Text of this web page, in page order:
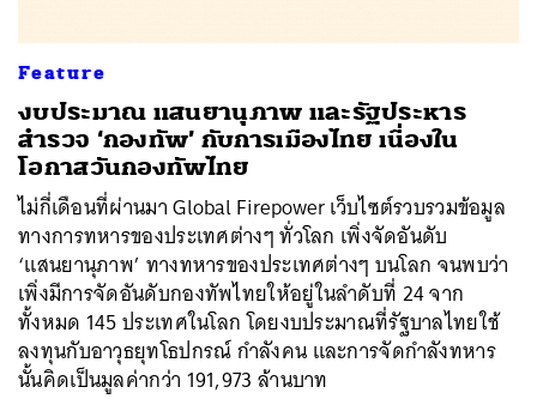
Feature
​งบประมาณ แสนยานุภาพ และรัฐประหาร
สำรวจ​ ‘กองทัพ’ กับการเมืองไทย เนื่องใน
โอกาสวันกองทัพไทย
ไม่กี่เดือนที่ผ่านมา Global Firepower เว็บไซต์รวบรวมข้อมูล
ทางการทหารของประเทศต่างๆ ทั่วโลก เพิ่งจัดอันดับ
‘แสนยานุภาพ’ ทางทหารของประเทศต่างๆ บนโลก จนพบว่า
เพิ่งมีการจัดอันดับกองทัพไทยให้อยู่ในลำดับที่ 24 จาก
ทั้งหมด 145 ประเทศในโลก โดยงบประมาณที่รัฐบาลไทยใช้
ลงทุนกับอาวุธยุทโธปกรณ์ กำลังคน และการจัดกำลังทหาร
นั้นคิดเป็นมูลค่ากว่า 191,973 ล้านบาท